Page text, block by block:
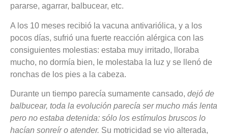
pararse, agarrar, balbucear, etc.
A los 10 meses recibió la vacuna antivariólica, y a los
pocos días, sufrió una fuerte reacción alérgica con las
consiguientes molestias: estaba muy irritado, lloraba
mucho, no dormía bien, le molestaba la luz y se llenó de
ronchas de los pies a la cabeza.
Durante un tiempo parecía sumamente cansado, dejó de
balbucear, toda la evolución parecía ser mucho más lenta
pero no estaba detenida: sólo los estímulos bruscos lo
hacían sonreír o atender. Su motricidad se vio alterada,